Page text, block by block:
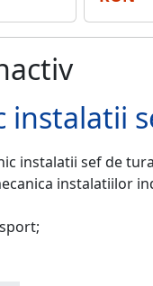
instalatii
instalatii sef de
instalatiilor